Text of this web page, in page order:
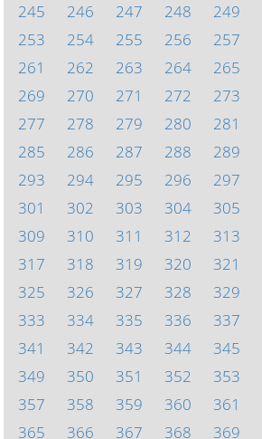
245
246 247 248 249
253
254 255 256 257
261
262 263 264 265
269
270 271 272 273
277
278 279 280 281
285
286 287 288 289
293
294 295 296 297
301
302 303 304 305
309
310 311 312 313
317
318 319 320 321
325
326 327 328 329
333
334 335 336 337
341
342 343 344 345
349
350 351 352 353
357
358 359 360 361
365
366 367 368 369